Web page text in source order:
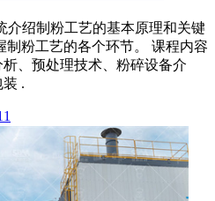
介绍制粉工艺的基本原理和关键
制粉工艺的各个环节。 课程内容
、预处理技术、粉碎设备介
.